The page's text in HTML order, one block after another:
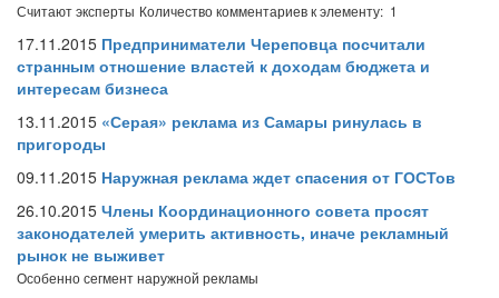
Считают эксперты Количество комментариев к элементу: 1
17.11.2015 Предприниматели Череповца посчитали
странным отношение властей к доходам бюджета и
интересам бизнеса
13.11.2015 «Серая» реклама из Самары ринулась в
пригороды
09.11.2015 Наружная реклама ждет спасения от ГОСТов
26.10.2015 Члены Координационного совета просят
законодателей умерить активность, иначе рекламный
рынок не выживет
Особенно сегмент наружной рекламы